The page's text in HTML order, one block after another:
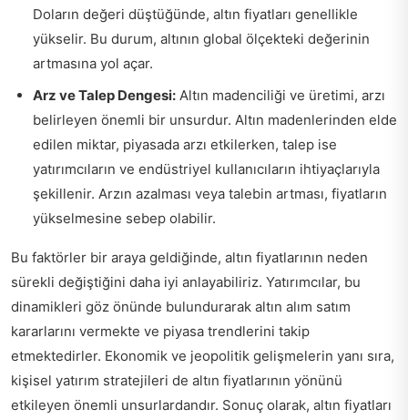
Doların değeri düştüğünde, altın fiyatları genellikle
yükselir. Bu durum, altının global ölçekteki değerinin
artmasına yol açar.
Arz ve Talep Dengesi: Altın madenciliği ve üretimi, arzı
belirleyen önemli bir unsurdur. Altın madenlerinden elde
edilen miktar, piyasada arzı etkilerken, talep ise
yatırımcıların ve endüstriyel kullanıcıların ihtiyaçlarıyla
şekillenir. Arzın azalması veya talebin artması, fiyatların
yükselmesine sebep olabilir.
Bu faktörler bir araya geldiğinde, altın fiyatlarının neden
sürekli değiştiğini daha iyi anlayabiliriz. Yatırımcılar, bu
dinamikleri göz önünde bulundurarak altın alım satım
kararlarını vermekte ve piyasa trendlerini takip
etmektedirler. Ekonomik ve jeopolitik gelişmelerin yanı sıra,
kişisel yatırım stratejileri de altın fiyatlarının yönünü
etkileyen önemli unsurlardandır. Sonuç olarak, altın fiyatları